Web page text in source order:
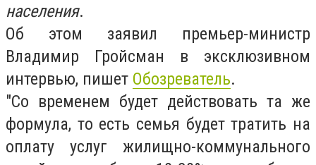
населения.
Об этом заявил премьер-министр
Владимир Гройсман в эксклюзивном
интервью, пишет Обозреватель.
"Со временем будет действовать та же
формула, то есть семья будет тратить на
оплату услуг жилищно-коммунального